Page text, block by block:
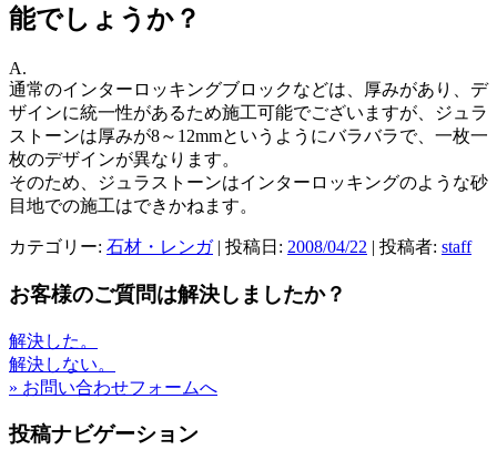
能でしょうか？
A.
通常のインターロッキングブロックなどは、厚みがあり、デ
ザインに統一性があるため施工可能でございますが、ジュラ
ストーンは厚みが8～12mmというようにバラバラで、一枚一
枚のデザインが異なります。
そのため、ジュラストーンはインターロッキングのような砂
目地での施工はできかねます。
カテゴリー: 石材・レンガ| 投稿日: 2008/04/22 | 投稿者: staff
お客様のご質問は解決しましたか？
解決した。
解決しない。
» お問い合わせフォームへ
投稿ナビゲーション